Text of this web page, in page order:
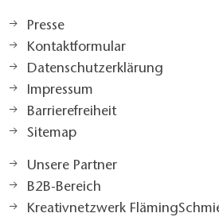
Presse
Kontaktformular
Datenschutzerklärung
Impressum
Barrierefreiheit
Sitemap
Unsere Partner
B2B-Bereich
Kreativnetzwerk